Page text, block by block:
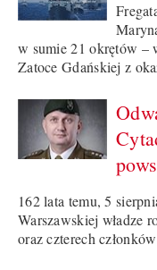
w sumie 21 okrętów –
Zatoce Gdańskiej z
162 lata temu, 5
Warszawskiej władze
oraz czterech